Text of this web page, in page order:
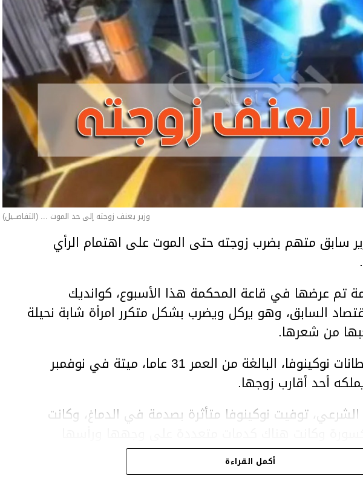
وزير يعنف زوجته إلى حد الموت ... (التفاصــيل)
سابق متهم بضرب زوجته حتى الموت على اهتمام الرأي
تم عرضها في قاعة المحكمة هذا الأسبوع، كوانديك
السابق، وهو يركل ويضرب بشكل متكرر امرأة شابة نحيلة
من شعرها.
وعثر على المرأة، سلطانات نوكينوفا، البالغة من العمر 31 عاما، ميتة في نوفمبر
أحد أقارب زوجها.
الشرعي، توفيت نوكينوفا متأثرة بصدمة في الدماغ، وكانت
أكمل القراءة